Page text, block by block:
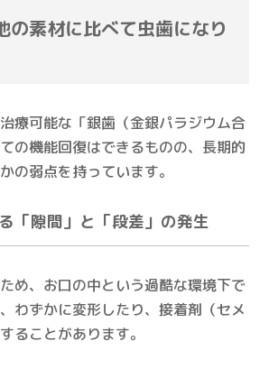
の素材に比べて虫歯になり
療可能な「銀歯（金銀パラジウム合
の機能回復はできるものの、長期的
の弱点を持っています。
「隙間」と「段差」の発生
め、お口の中という過酷な環境下で
わずかに変形したり、接着剤（セメ
ることがあります。